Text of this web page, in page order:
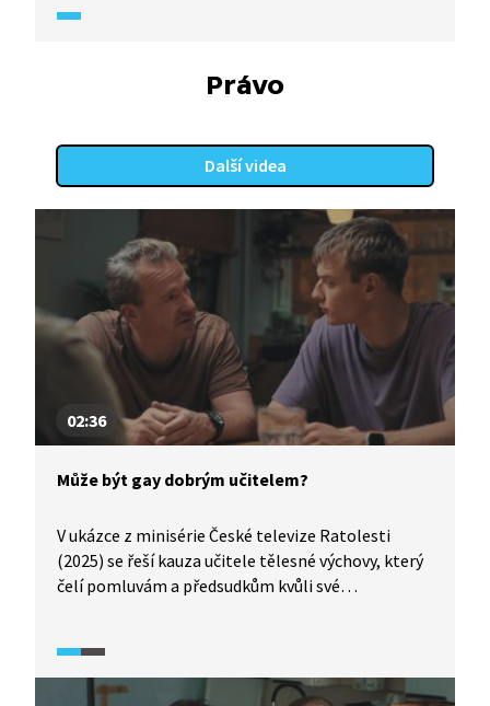
o právech dítěte, novinářské schopnosti sousedky
a dětských práv. Z hlediska práva nejsou ani děti
Právo
Další videa
02:36
Může být gay dobrým učitelem?
V ukázce z minisérie České televize Ratolesti
(2025) se řeší kauza učitele tělesné výchovy, který
čelí pomluvám a předsudkům kvůli své
kompetence do ohrožení, přestože žádný
prohřešek nespáchal. Ukázka otevírá zásadní